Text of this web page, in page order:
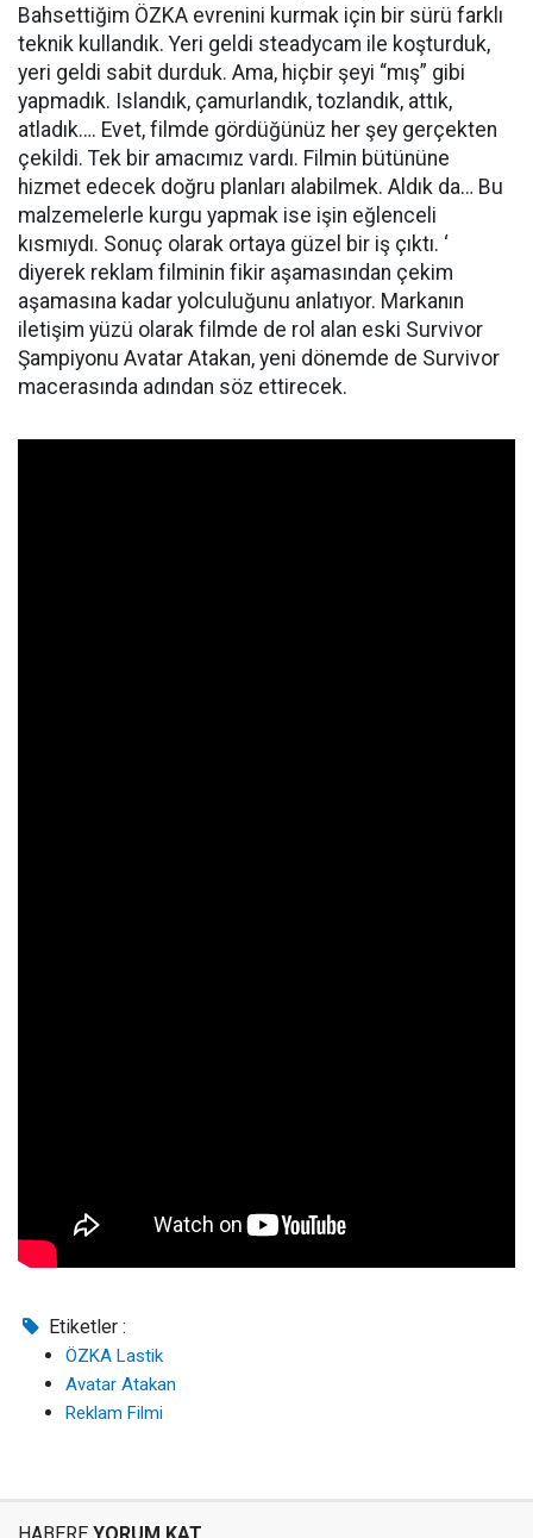
Bahsettiğim ÖZKA evrenini kurmak için bir sürü farklı
teknik kullandık. Yeri geldi steadycam ile koşturduk,
yeri geldi sabit durduk. Ama, hiçbir şeyi “mış” gibi
yapmadık. Islandık, çamurlandık, tozlandık, attık,
atladık…. Evet, filmde gördüğünüz her şey gerçekten
çekildi. Tek bir amacımız vardı. Filmin bütününe
hizmet edecek doğru planları alabilmek. Aldık da… Bu
malzemelerle kurgu yapmak ise işin eğlenceli
kısmıydı. Sonuç olarak ortaya güzel bir iş çıktı. ‘
diyerek reklam filminin fikir aşamasından çekim
aşamasına kadar yolculuğunu anlatıyor. Markanın
iletişim yüzü olarak filmde de rol alan eski Survivor
Şampiyonu Avatar Atakan, yeni dönemde de Survivor
macerasında adından söz ettirecek.
Etiketler :
ÖZKA Lastik
Avatar Atakan
Reklam Filmi
HABERE YORUM KAT